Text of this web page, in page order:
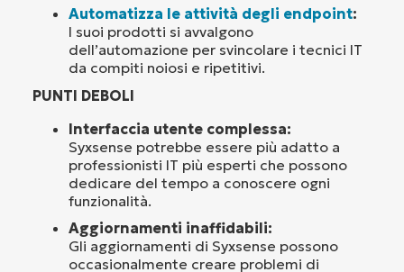
Automatizza le attività degli endpoint:
I suoi prodotti si avvalgono
dell’automazione per svincolare i tecnici IT
da compiti noiosi e ripetitivi.
PUNTI DEBOLI
Interfaccia utente complessa:
Syxsense potrebbe essere più adatto a
professionisti IT più esperti che possono
dedicare del tempo a conoscere ogni
funzionalità.
Aggiornamenti inaffidabili:
Gli aggiornamenti di Syxsense possono
occasionalmente creare problemi di